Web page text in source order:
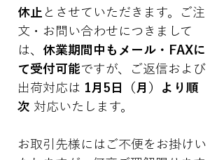
休止 とさせていただきます。ご注
文・お問い合わせにつきまして
は、 休業期間中もメール・FAXに
て受付可能ですが、ご返信および
出荷対応は 1月5日（月）より順
次 対応いたします。
お取引先様にはご不便をお掛けい